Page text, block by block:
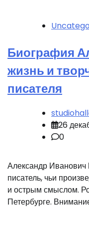
Биография
жизнь и
писателя
26
0
Александр
писатель, чьи
и острым смыслом.
Петербурге.